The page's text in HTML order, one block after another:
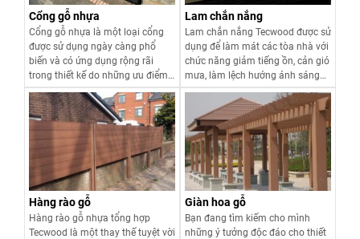
Cổng gỗ nhựa
Cổng gỗ nhựa là một loại cổng
được sử dụng ngày càng phổ
biến và có ứng dụng rộng rãi
trong thiết kế do những ưu điểm
vượt trội của nó.
Xem chi tiết
Lam chắn nắng
Lam chắn nắng Tecwood được sử
dụng để làm mát các tòa nhà với
chức năng giảm tiếng ồn, cản gió
mưa, làm lệch hướng ánh sáng
chiếu trực tiếp vào cửa sổ mà vẫn
luôn đảm bảo được sự thông
thoáng của ngôi nhà.
Xem chi tiết
Hàng rào gỗ
Hàng rào gỗ nhựa tổng hợp
Tecwood là một thay thế tuyệt vời
Giàn hoa gỗ
Bạn đang tìm kiếm cho mình
những ý tưởng độc đáo cho thiết